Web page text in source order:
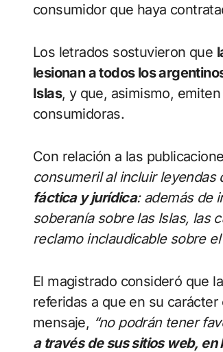
consumidor que haya
Los letrados sostuvieron que
lesionan a todos los
Islas, y que, asimismo,
consumidoras.
Con relación a las
consumeril al incluir leyendas
fáctica y jurídica: además de
soberanía sobre las Islas, las
reclamo inclaudicable sobre
El magistrado consideró que
referidas a que en su
mensaje, “no podrán tener
a través de sus sitios web,